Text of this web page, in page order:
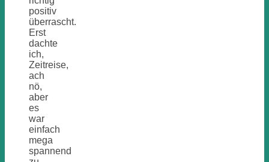
positiv
überrascht.
Erst
dachte
ich,
Zeitreise,
ach
nö,
aber
es
war
einfach
mega
spannend